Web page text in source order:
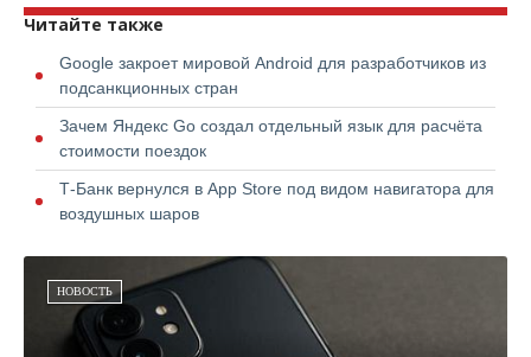
Читайте также
Google закроет мировой Android для разработчиков из
подсанкционных стран
Зачем Яндекс Go создал отдельный язык для расчёта
стоимости поездок
Т-Банк вернулся в App Store под видом навигатора для
воздушных шаров
НОВОСТЬ